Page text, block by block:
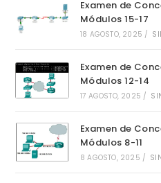
Examen de
Módulos 15-17
18 AGOSTO, 2025 /
Examen de
Módulos 12-14
17 AGOSTO, 2025 /
Examen de
Módulos 8-11
8 AGOSTO, 2025 /